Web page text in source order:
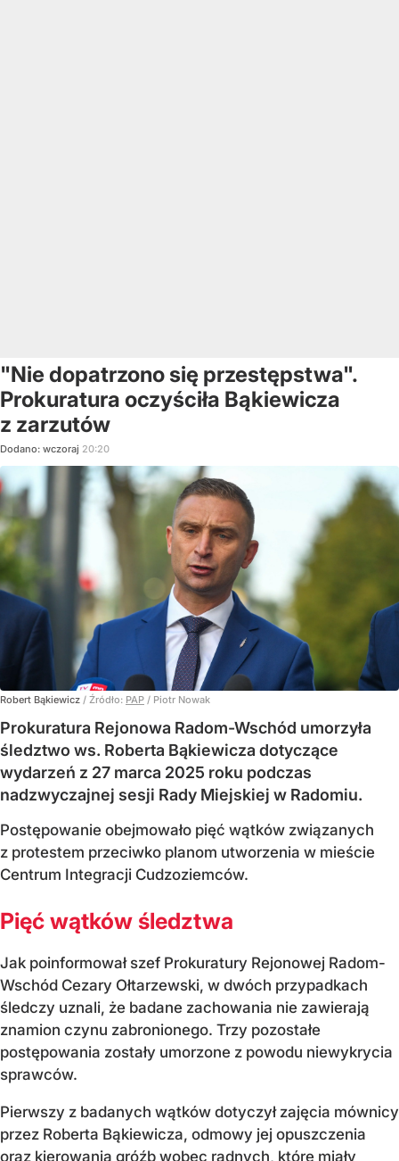
"Nie dopatrzono się przestępstwa".
Prokuratura oczyściła Bąkiewicza
z zarzutów
Dodano: wczoraj 20:20
Robert Bąkiewicz / Źródło: PAP / Piotr Nowak
Prokuratura Rejonowa Radom-Wschód umorzyła
śledztwo ws. Roberta Bąkiewicza dotyczące
wydarzeń z 27 marca 2025 roku podczas
nadzwyczajnej sesji Rady Miejskiej w Radomiu.
Postępowanie obejmowało pięć wątków związanych
z protestem przeciwko planom utworzenia w mieście
Centrum Integracji Cudzoziemców.
Pięć wątków śledztwa
Jak poinformował szef Prokuratury Rejonowej Radom-
Wschód Cezary Ołtarzewski, w dwóch przypadkach
śledczy uznali, że badane zachowania nie zawierają
znamion czynu zabronionego. Trzy pozostałe
postępowania zostały umorzone z powodu niewykrycia
sprawców.
Pierwszy z badanych wątków dotyczył zajęcia mównicy
przez Roberta Bąkiewicza, odmowy jej opuszczenia
oraz kierowania gróźb wobec radnych, które miały